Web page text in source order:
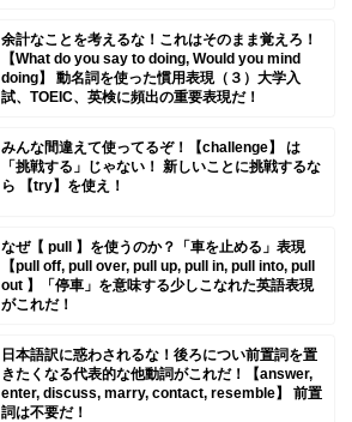
余計なことを考えるな！これはそのまま覚えろ！
【What do you say to doing, Would you mind
doing】 動名詞を使った慣用表現（３）大学入
試、TOEIC、英検に頻出の重要表現だ！
みんな間違えて使ってるぞ！【challenge】 は
「挑戦する」じゃない！ 新しいことに挑戦するな
ら 【try】を使え！
なぜ【 pull 】を使うのか？「車を止める」表現
【pull off, pull over, pull up, pull in, pull into, pull
out 】「停車」を意味する少しこなれた英語表現
がこれだ！
日本語訳に惑わされるな！後ろについ前置詞を置
きたくなる代表的な他動詞がこれだ！【answer,
enter, discuss, marry, contact, resemble】 前置
詞は不要だ！